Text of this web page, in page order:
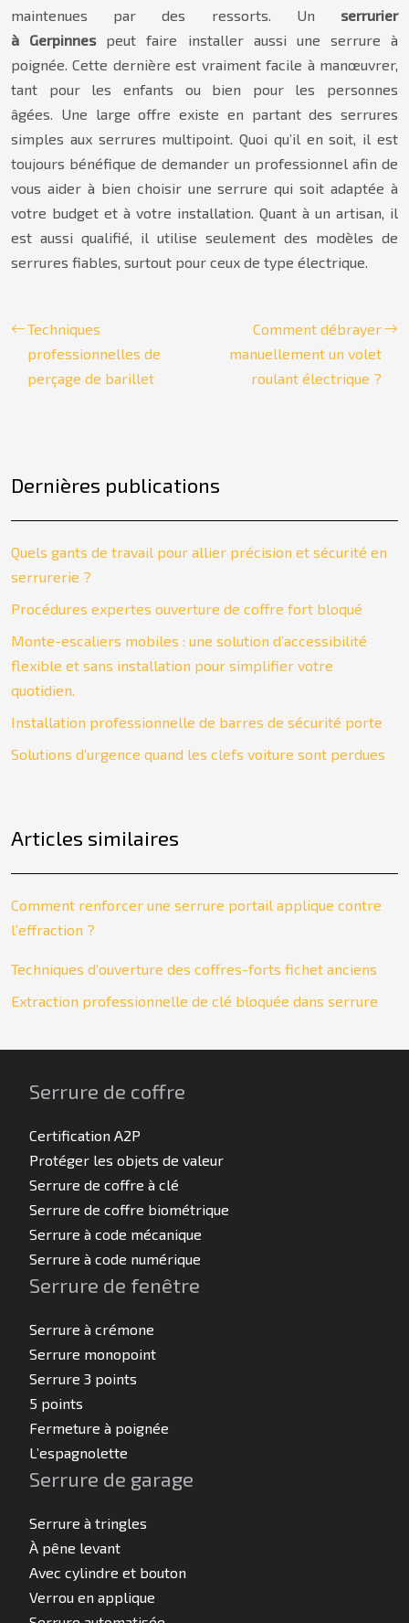
maintenues par des ressorts. Un serrurier
à Gerpinnespeut faire installer aussi une serrure à
poignée. Cette dernière est vraiment facile à manœuvrer,
tant pour les enfants ou bien pour les personnes
âgées. Une large offre existe en partant des serrures
simples aux serrures multipoint. Quoi qu’il en soit, il est
toujours bénéfique de demander un professionnel afin de
vous aider à bien choisir une serrure qui soit adaptée à
votre budget et à votre installation. Quant à un artisan, il
est aussi qualifié, il utilise seulement des modèles de
serrures fiables, surtout pour ceux de type électrique.
Techniques
professionnelles de
perçage de barillet
Comment débrayer
manuellement un volet
roulant électrique ?
Dernières publications
Quels gants de travail pour allier précision et sécurité en
serrurerie ?
Procédures expertes ouverture de coffre fort bloqué
Monte-escaliers mobiles : une solution d’accessibilité
flexible et sans installation pour simplifier votre
quotidien.
Installation professionnelle de barres de sécurité porte
Solutions d’urgence quand les clefs voiture sont perdues
Articles similaires
Comment renforcer une serrure portail applique contre
l’effraction ?
Techniques d’ouverture des coffres-forts fichet anciens
Extraction professionnelle de clé bloquée dans serrure
Serrure de coffre
Certification A2P
Protéger les objets de valeur
Serrure de coffre à clé
Serrure de coffre biométrique
Serrure à code mécanique
Serrure à code numérique
Serrure de fenêtre
Serrure à crémone
Serrure monopoint
Serrure 3 points
5 points
Fermeture à poignée
L’espagnolette
Serrure de garage
Serrure à tringles
À pêne levant
Avec cylindre et bouton
Verrou en applique